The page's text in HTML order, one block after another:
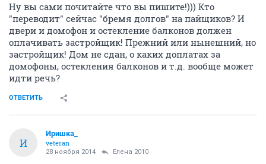
Ну вы сами почитайте что вы пишите!))) Кто
"переводит" сейчас "бремя долгов" на пайщиков? И
двери и домофон и остекление балконов должен
оплачивать застройщик! Прежний или нынешний, но
застройщик! Дом не сдан, о каких доплатах за
домофоны, остекления балконов и т.д. вообще может
идти речь?
ОТВЕТИТЬ
И
Иришка_
veteran
28 ноября 2014 Елена 2010